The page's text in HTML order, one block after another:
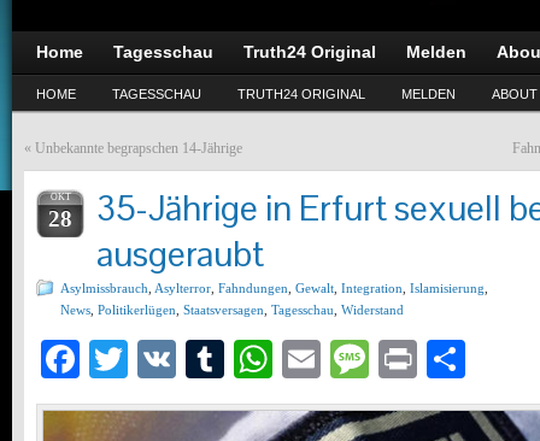
Home Tagesschau Truth24 Original Melden
HOME TAGESSCHAU TRUTH24 ORIGINAL MELDEN ABOUT
« Unbekannte begrapschen 14-Jährige
OKT
28
35-Jährige in Erfurt sexuell
ausgeraubt
Asylmissbrauch Asylterror Fahndungen Gewalt Integration Islamisierung
News Politikerlügen Staatsversagen Tagesschau Widerstand
Facebook
Twitter
VK Tumblr
WhatsApp
EmailMessage
Print